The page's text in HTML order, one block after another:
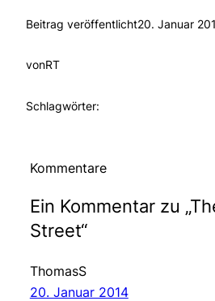
Beitrag veröffentlicht20. Januar
vonRT
Schlagwörter:
Kommentare
Ein Kommentar zu
Street“
ThomasS
20. Januar 2014